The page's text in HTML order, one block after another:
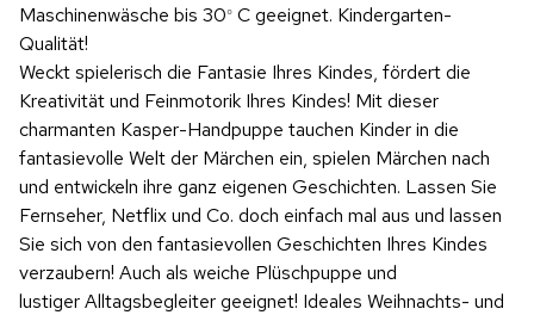
Maschinenwäsche bis 30° C geeignet. Kindergarten-
Qualität!
Weckt spielerisch die Fantasie Ihres Kindes, fördert die
Kreativität und Feinmotorik Ihres Kindes! Mit dieser
charmanten Kasper-Handpuppe tauchen Kinder in die
fantasievolle Welt der Märchen ein, spielen Märchen nach
und entwickeln ihre ganz eigenen Geschichten. Lassen Sie
Fernseher, Netflix und Co. doch einfach mal aus und lassen
Sie sich von den fantasievollen Geschichten Ihres Kindes
verzaubern! Auch als weiche Plüschpuppe und
lustiger Alltagsbegleiter geeignet! Ideales Weihnachts- und